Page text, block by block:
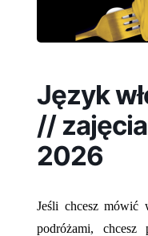
Język
//
2026
Jeśli chcesz mówić
podróżami, chcesz